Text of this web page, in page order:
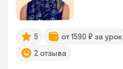
5 от 1590 ₽ за урок
2 отзыва